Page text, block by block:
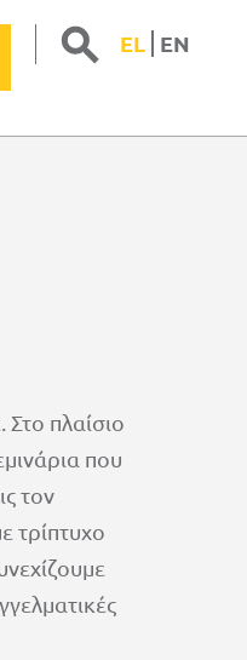
EL ΕΝ
Στο πλαίσιο
που
τον
τρίπτυχο